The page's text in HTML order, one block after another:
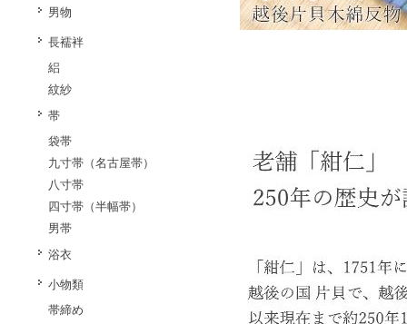
男物
長襦袢
絽
紋紗
帯
袋帯
九寸帯（名古屋帯）
八寸帯
四寸帯（半幅帯）
男帯
浴衣
小物類
帯締め